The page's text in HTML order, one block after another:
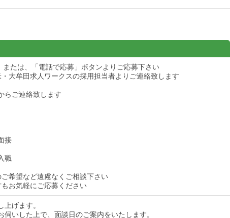
または、「電話で応募」ボタンよりご応募下さい
大牟田求人ワークスの採用担当者よりご連絡致します
らご連絡致します
接
職
希望など遠慮なくご相談下さい
お気軽にご応募ください
げます。
伺いした上で、面談日のご案内をいたします。